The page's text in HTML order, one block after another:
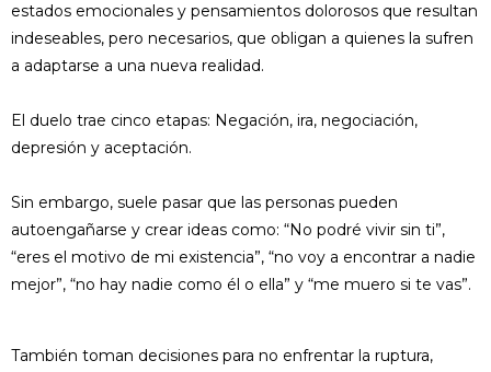
estados emocionales y pensamientos dolorosos que resultan
indeseables, pero necesarios, que obligan a quienes la sufren
a adaptarse a una nueva realidad.
El duelo trae cinco etapas: Negación, ira, negociación,
depresión y aceptación.
Sin embargo, suele pasar que las personas pueden
autoengañarse y crear ideas como: “No podré vivir sin ti”,
“eres el motivo de mi existencia”, “no voy a encontrar a nadie
mejor”, “no hay nadie como él o ella” y “me muero si te vas”.
También toman decisiones para no enfrentar la ruptura,